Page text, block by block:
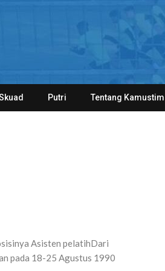
Putri Tentang
Asisten pelatihDari
pada 18-25 Agustus 1990